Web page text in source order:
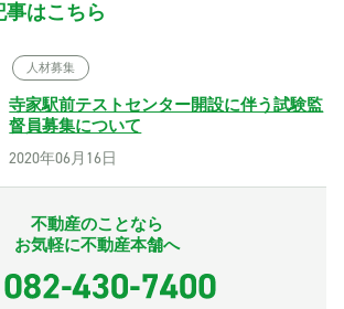
事はこちら
人材募集
寺家駅前テストセンター開設に伴う試験監
督員募集について
2020年06月16日
不動産のことなら
お気軽に不動産本舗へ